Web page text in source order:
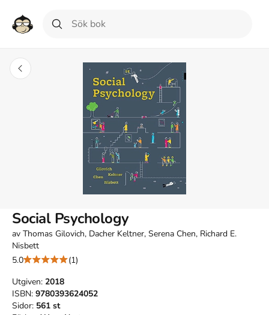
Social Psychology
av Thomas Gilovich, Dacher Keltner, Serena Chen, Richard E.
Nisbett
5.0
(1)
Utgiven: 2018
ISBN: 9780393624052
Sidor: 561 st